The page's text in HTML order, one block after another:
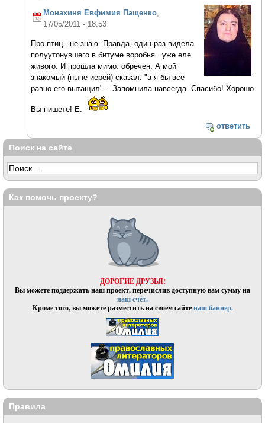
Монахиня Евфимия Пащенко
17/05/2011 - 18:53
Про птиц - не знаю. Правда, один раз видела
полуутонувшего в битуме воробья...уже еле
живого. И прошла мимо: обречен. А мой
знакомый (ныне иерей) сказал: "а я бы все
равно его вытащил"... Запомнила навсегда. Спасибо! Хорошо
Вы пишете! Е.
ответить
Поиск на сайте
Как помочь проекту?
ДОРОГИЕ ДРУЗЬЯ!
Вы можете поддержать наш проект, перечислив доступную вам сумму на
наш счёт.
Кроме того, вы можете разместить на своём сайтенаш баннер.
Правила